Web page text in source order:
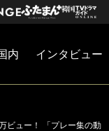
内 インタビュー
ビュー！ 「プレー集の動